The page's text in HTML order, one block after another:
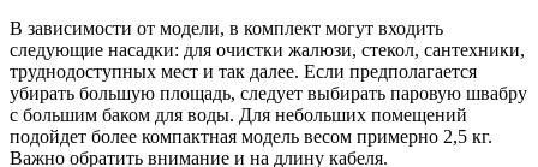
В зависимости от модели, в комплект могут входить
следующие насадки: для очистки жалюзи, стекол, сантехники,
труднодоступных мест и так далее. Если предполагается
убирать большую площадь, следует выбирать паровую швабру
с большим баком для воды. Для небольших помещений
подойдет более компактная модель весом примерно 2,5 кг.
Важно обратить внимание и на длину кабеля.